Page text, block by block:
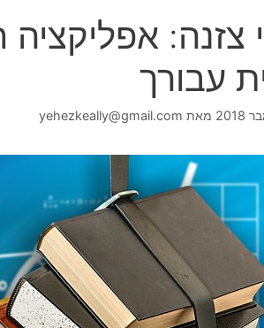
צזנה:
עבורך
מאת yehezkeally@gmail.com